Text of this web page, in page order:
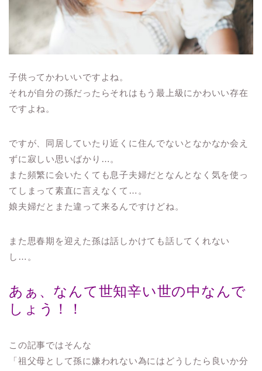
子供ってかわいいですよね。
それが自分の孫だったらそれはもう最上級にかわいい存在
ですよね。
ですが、同居していたり近くに住んでないとなかなか会え
ずに寂しい思いばかり…。
また頻繁に会いたくても息子夫婦だとなんとなく気を使っ
てしまって素直に言えなくて…。
娘夫婦だとまた違って来るんですけどね。
また思春期を迎えた孫は話しかけても話してくれない
し…。
あぁ、なんて世知辛い世の中なんで
しょう！！
この記事ではそんな
「祖父母として孫に嫌われない為にはどうしたら良いか分